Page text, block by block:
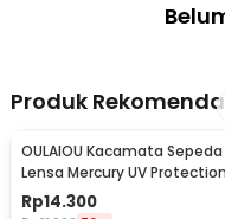
Produk
OULAIOU Kacamata Sepeda
Lensa Mercury UV Protection
Cycling Sunglasses - 9181
Rp14.300